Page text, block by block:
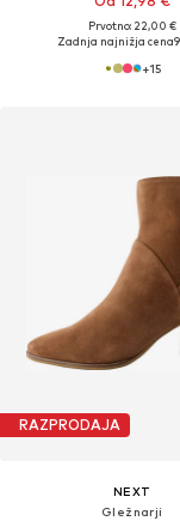
Prvotno: 22,00 €
Zadnja najnižja cena
+15
RAZPRODAJA
NEXT
Gležnarji